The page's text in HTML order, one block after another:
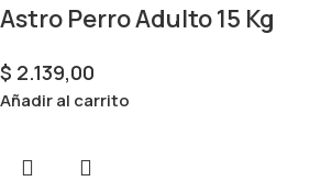
Astro Perro Adulto 15 Kg
$ 2.139,00
Añadir al carrito